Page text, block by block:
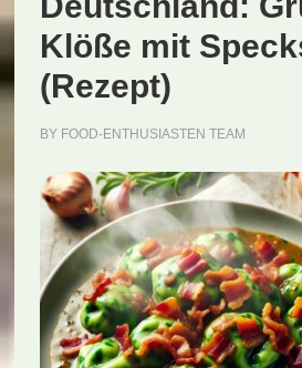
Klöße mit
(Rezept)
BY FOOD-ENTHUSIASTEN TEAM